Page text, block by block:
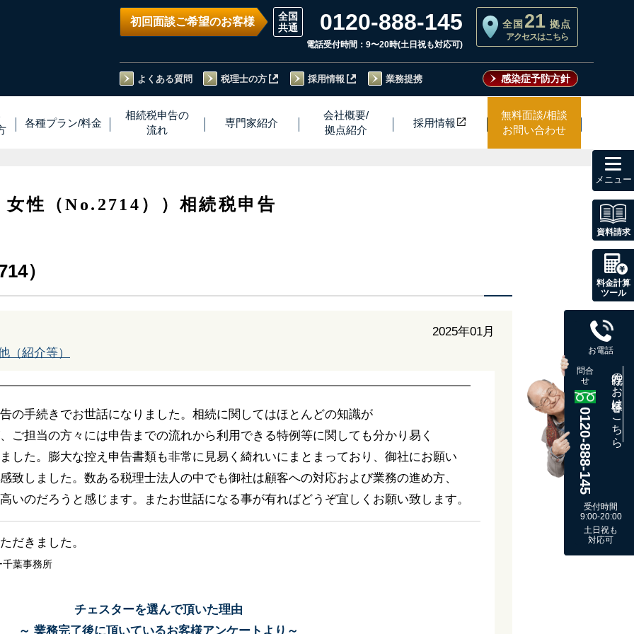
初回面談ご希望のお客様 0120-888-145
電話受付時間：9〜20時(土日祝も対応可)
全国 21 拠点
アクセスはこちら
よくある質問 税理士の方 採用情報 業務提携 感染症予防方針
各種プラン/料金
相続税申告の
流れ
専門家紹介
会社概要/
拠点紹介
採用情報
無料面談/相談
お問い合わせ
女性（No.2714））相続税申告
）
2025年01月
（紹介等）
の手続きでお世話になりました。相続に関してはほとんどの知識が
ご担当の方々には申告までの流れから利用できる特例等に関しても分かり易く
した。膨大な控え申告書類も非常に見易く綺れいにまとまっており、御社にお願い
致しました。数ある税理士法人の中でも御社は顧客への対応および業務の進め方、
いのだろうと感じます。またお世話になる事が有ればどうぞ宜しくお願い致します。
だきました。
千葉事務所
チェスターを選んで頂いた理由
～ 業務完了後に頂いているお客様アンケートより～
資料請求
料金計算
ツール
お電話
問合
せ
0120-888-145
既存のお客様はこちら
受付時間
9:00-20:00
土日祝も
対応可